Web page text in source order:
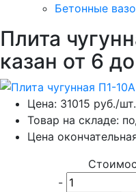
Бетонные
Плита
казан от 6
Цена: 31015 руб./шт.
Товар на складе:
Цена
-